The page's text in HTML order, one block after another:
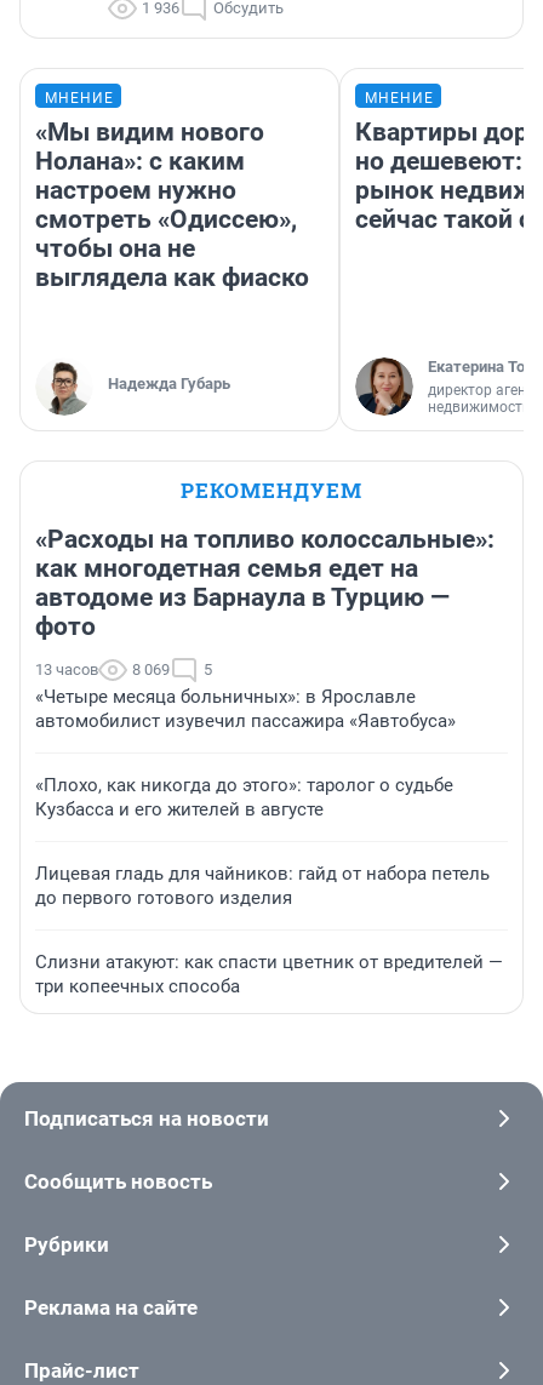
1 936 Обсудить
МНЕНИЕ
«Мы видим нового
Нолана»: с каким
настроем нужно
смотреть «Одиссею»,
чтобы она не
выглядела как фиаско
Надежда Губарь
МНЕНИЕ
Квартиры
но дешевеют:
рынок
сейчас такой
Екатерина
директор
недвижимости
РЕКОМЕНДУЕМ
«Расходы на топливо колоссальные»:
как многодетная семья едет на
автодоме из Барнаула в Турцию —
фото
13 часов 8 069 5
«Четыре месяца больничных»: в Ярославле
автомобилист изувечил пассажира «Яавтобуса»
«Плохо, как никогда до этого»: таролог о судьбе
Кузбасса и его жителей в августе
Лицевая гладь для чайников: гайд от набора петель
до первого готового изделия
Слизни атакуют: как спасти цветник от вредителей —
три копеечных способа
Подписаться на новости
Сообщить новость
Рубрики
Реклама на сайте
Прайс-лист